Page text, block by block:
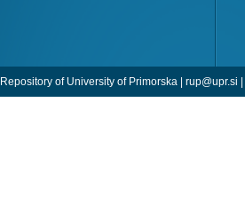
Repository of University of Primorska | rup@upr.si |